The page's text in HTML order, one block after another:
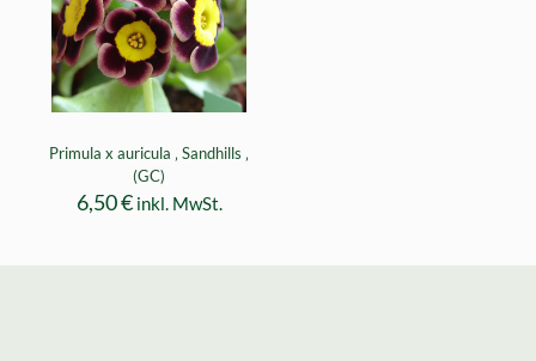
Primula x auricula ‚ Sandhills ‚
(GC)
6,50€ inkl. MwSt.